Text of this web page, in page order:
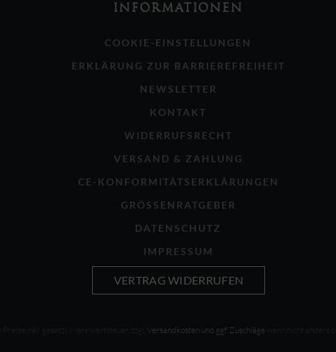
INFORMATIONEN
COOKIE-EINSTELLUNGEN
ERKLÄRUNG ZUR BARRIEREFREIHEIT
NEWSLETTER
KONTAKT
WIDERRUFSRECHT
VERSAND & ZAHLUNG
CE-KONFORMITÄTSERKLÄRUNGEN
GRÖSSENRATGEBER
DATENSCHUTZ
IMPRESSUM
VERTRAG WIDERRUFEN
Preise inkl. gesetzl. Mehrwertsteuer, zzgl. Versandkosten und ggf. Zuschläge wenn nicht anders